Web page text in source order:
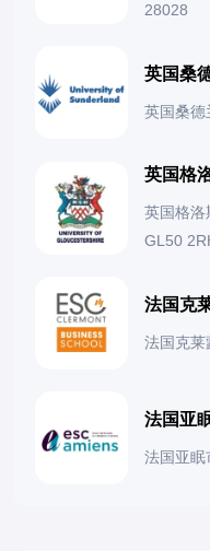
28028
英国桑
英国桑德
英国格
英国格洛
GL50
法国克
法国克莱
法国亚
法国亚眠